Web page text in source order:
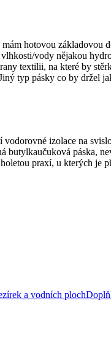
hotovou
vody nějakou
textilii, na které by
typ pásky co by držel
izolace na
butylkaučuková páska,
praxí, u kterých je
a vodních ploch